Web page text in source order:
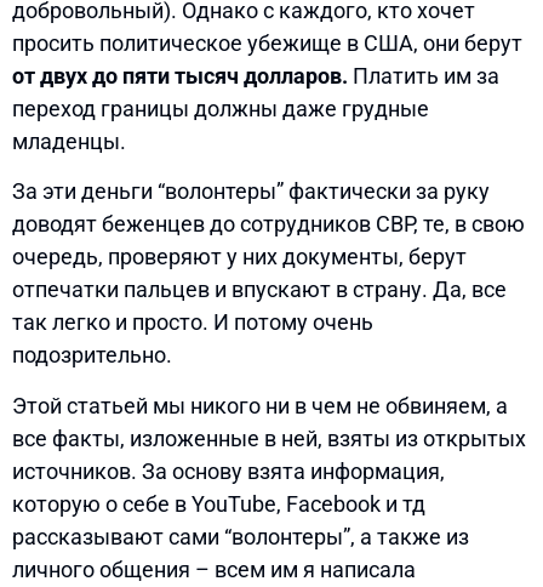
добровольный). Однако с каждого, кто хочет
просить политическое убежище в США, они берут
от двух до пяти тысяч долларов. Платить им за
переход границы должны даже грудные
младенцы.
За эти деньги “волонтеры” фактически за руку
доводят беженцев до сотрудников CBP, те, в свою
очередь, проверяют у них документы, берут
отпечатки пальцев и впускают в страну. Да, все
так легко и просто. И потому очень
подозрительно.
Этой статьей мы никого ни в чем не обвиняем, а
все факты, изложенные в ней, взяты из открытых
источников. За основу взята информация,
которую о себе в YouTube, Facebook и тд
рассказывают сами “волонтеры”, а также из
личного общения – всем им я написала